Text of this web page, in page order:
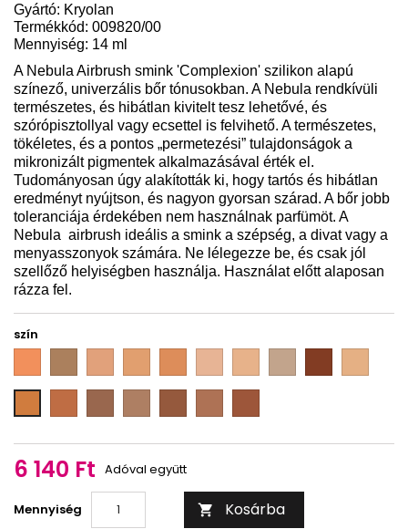
Gyártó: Kryolan
Termékkód: 009820/00
Mennyiség: 14 ml
A Nebula Airbrush smink 'Complexion' szilikon alapú
színező, univerzális bőr tónusokban. A Nebula rendkívüli
természetes, és hibátlan kivitelt tesz lehetővé, és
szórópisztollyal vagy ecsettel is felvihető. A természetes,
tökéletes, és a pontos „permetezési” tulajdonságok a
mikronizált pigmentek alkalmazásával érték el.
Tudományosan úgy alakították ki, hogy tartós és hibátlan
eredményt nyújtson, és nagyon gyorsan szárad. A bőr jobb
toleranciája érdekében nem használnak parfümöt. A
Nebula airbrush ideális a smink a szépség, a divat vagy a
menyasszonyok számára. Ne lélegezze be, és csak jól
szellőző helyiségben használja. Használat előtt alaposan
rázza fel.
szín
tree
6 140 Ft Adóval együtt
Mennyiség  Kosárba